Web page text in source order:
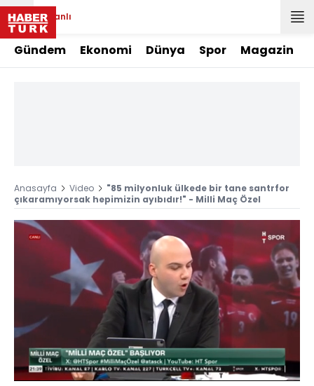
Canlı
Gündem Ekonomi Dünya Spor Magazin
Anasayfa Video
"85 milyonluk ülkede bir tane santrfor
çıkaramıyorsak hepimizin ayıbıdır!" - Milli Maç Özel
Sesi
Aç
7.08%
Oynatma
Hızı